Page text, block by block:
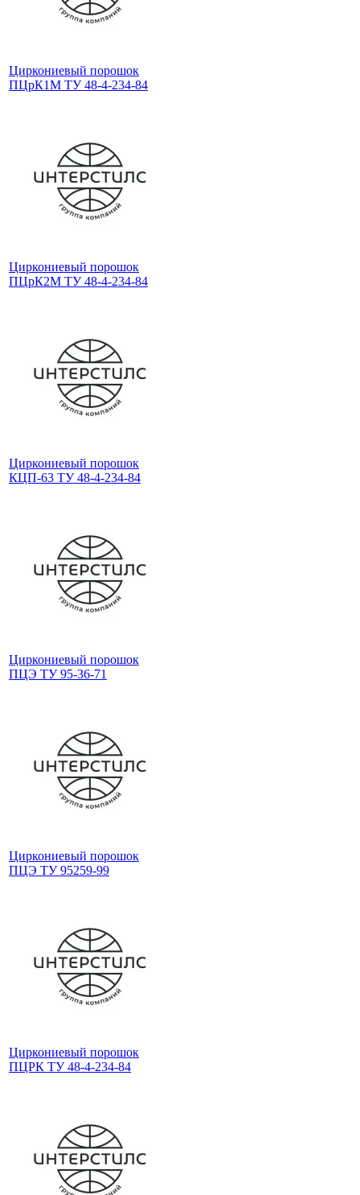
Циркониевый порошок
ПЦрК1М ТУ 48-4-234-84
Циркониевый порошок
ПЦрК2М ТУ 48-4-234-84
Циркониевый порошок
КЦП-63 ТУ 48-4-234-84
Циркониевый порошок
ПЦЭ ТУ 95-36-71
Циркониевый порошок
ПЦЭ ТУ 95259-99
Циркониевый порошок
ПЦРК ТУ 48-4-234-84